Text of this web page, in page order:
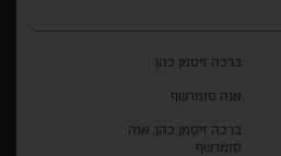
ברכה זיסמן כהן
אנה סומרשף
ברכה זיסמן כהן, אנה
סומרשף